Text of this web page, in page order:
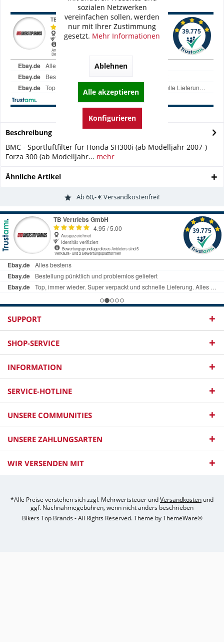
Beschreibung
BMC - Sportluftfilter für Honda SH300i (ab Modelljahr 2007-)
Forza 300 (ab Modelljahr... mehr
Ähnliche Artikel
Ab 60,- € Versandkostenfrei!
SUPPORT
SHOP-SERVICE
INFORMATION
SERVICE-HOTLINE
UNSERE COMMUNITIES
UNSERE ZAHLUNGSARTEN
WIR VERSENDEN MIT
*Alle Preise verstehen sich zzgl. Mehrwertsteuer undVersandkosten und
ggf. Nachnahmegebühren, wenn nicht anders beschrieben
Bikers Top Brands - All Rights Reserved. Theme byThemeWare®
sozialen Netzwerken
vereinfachen sollen, werden
nur mit Ihrer Zustimmung
gesetzt. Mehr Informationen
Ablehnen
Alle akzeptieren
Konfigurieren